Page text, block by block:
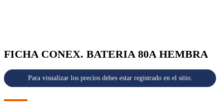
FICHA CONEX. BATERIA 80A HEMBRA
Para visualizar los precios debes estar registrado en el sitio.